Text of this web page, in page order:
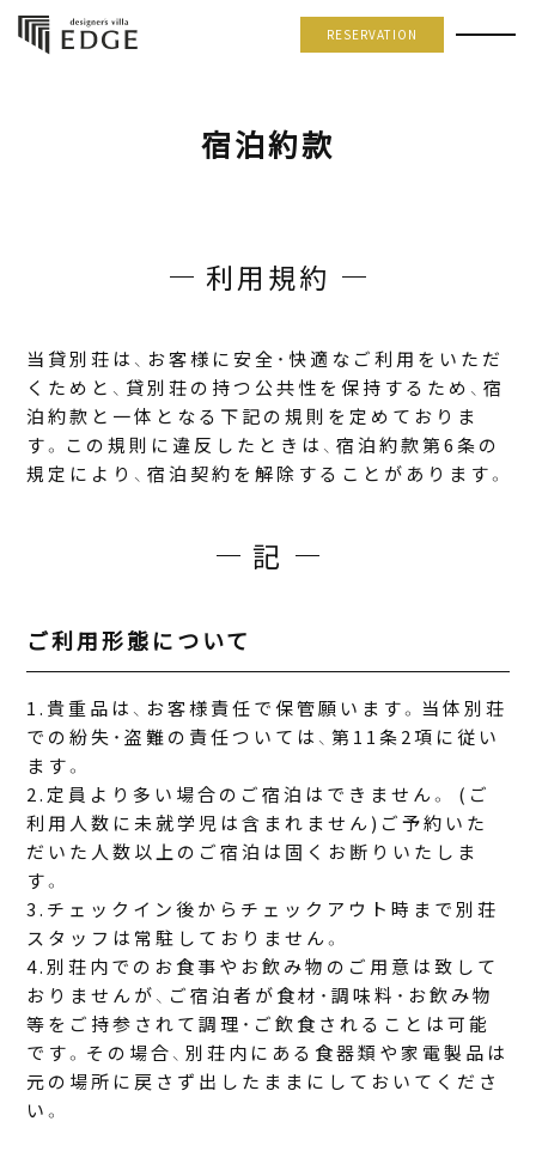
RESERVATION
宿泊約款
利用規約
当貸別荘は、お客様に安全・快適なご利用をいただ
くためと、貸別荘の持つ公共性を保持するため、宿
泊約款と一体となる下記の規則を定めておりま
す。この規則に違反したときは、宿泊約款第6条の
規定により、宿泊契約を解除することがあります。
記
ご利用形態について
貴重品は、お客様責任で保管願います。当体別荘
での紛失・盗難の責任ついては、第11条2項に従い
ます。
定員より多い場合のご宿泊はできません。 (ご
利用人数に未就学児は含まれません)ご予約いた
だいた人数以上のご宿泊は固くお断りいたしま
す。
チェックイン後からチェックアウト時まで別荘
スタッフは常駐しておりません。
別荘内でのお食事やお飲み物のご用意は致して
おりませんが、ご宿泊者が食材・調味料・お飲み物
等をご持参されて調理・ご飲食されることは可能
です。その場合、別荘内にある食器類や家電製品は
元の場所に戻さず出したままにしておいてくださ
い。